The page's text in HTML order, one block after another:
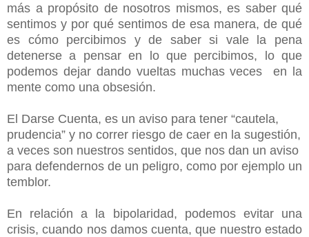
más a propósito de nosotros mismos, es saber qué
sentimos y por qué sentimos de esa manera, de qué
es cómo percibimos y de saber si vale la pena
detenerse a pensar en lo que percibimos, lo que
podemos dejar dando vueltas muchas veces en la
mente como una obsesión.
El Darse Cuenta, es un aviso para tener “cautela,
prudencia” y no correr riesgo de caer en la sugestión,
a veces son nuestros sentidos, que nos dan un aviso
para defendernos de un peligro, como por ejemplo un
temblor.
En relación a la bipolaridad, podemos evitar una
crisis, cuando nos damos cuenta, que nuestro estado